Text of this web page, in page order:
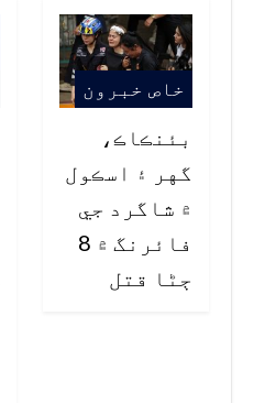
خاص خبرون
بئنڪاڪ،
گهر ۽ اسڪول
۾ شاگرد جي
فائرنگ ۾ 8
ڄڻا قتل